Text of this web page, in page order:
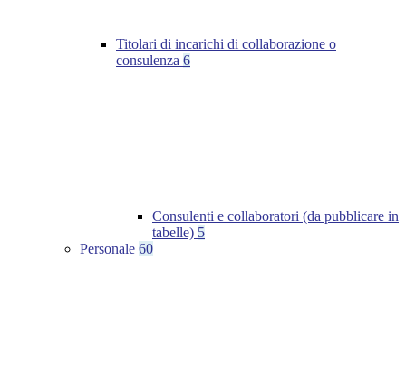
Titolari di incarichi di collaborazione o
consulenza 6
Consulenti e collaboratori (da pubblicare in
tabelle) 5
Personale 60